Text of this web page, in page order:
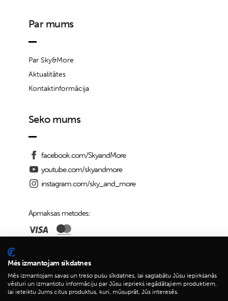
Par mums
Par Sky&More
Aktualitātes
Kontaktinformācija
Seko mums
facebook.com/SkyandMore
youtube.com/skyandmore
instagram.com/sky_and_more
Apmaksas metodes:
Piegādes iespējas:
Mēs izmantojam sīkdatnes
Mēs izmantojam savas un trešo pušu sīkdatnes, lai saglabātu Jūsu iepirkšanās
vēsturi un izmantotu informāciju par Jūsu iepriekš iegādātajiem produktiem,
lai ieteiktu Jums citus produktus, kuri, mūsuprāt, Jūs interesēs.